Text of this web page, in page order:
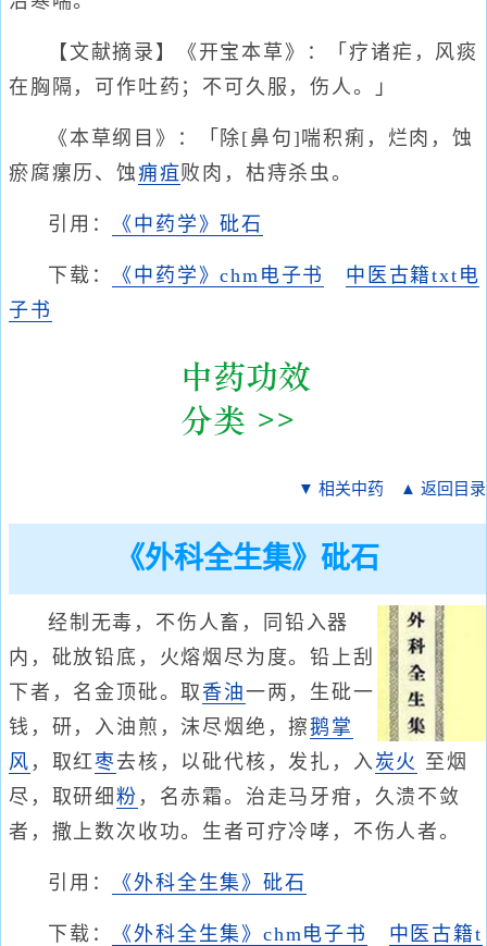
【文献摘录】《开宝本草》：「疗诸疟，风痰
在胸隔，可作吐药；不可久服，伤人。」
《本草纲目》：「除[鼻句]喘积痢，烂肉，蚀
瘀腐瘰历、蚀痈疽败肉，枯痔杀虫。
引用： 《中药学》砒石
下载： 《中药学》chm电子书
中医古籍txt电
子书
▼ 相关中药 ▲ 返回目录
《外科全生集》砒石
经制无毒，不伤人畜，同铅入器
内，砒放铅底，火熔烟尽为度。铅上刮
下者，名金顶砒。取 香油一两，生砒一
钱，研，入油煎，沫尽烟绝，擦鹅掌
风 ，取红枣去核，以砒代核，发扎，入炭火 至烟
尽，取研细 粉 ，名赤霜。治走马牙疳，久溃不敛
者，撒上数次收功。生者可疗冷哮，不伤人者。
引用： 《外科全生集》砒石
下载： 《外科全生集》chm电子书
中医古籍t